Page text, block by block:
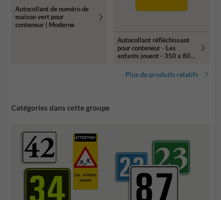
Autocollant de numéro de
maison vert pour
conteneur | Moderne
Autocollant réfléchissant
pour conteneur - Les
enfants jouent - 350 x 800
Plus de produits relatifs
Catégories dans cette groupe